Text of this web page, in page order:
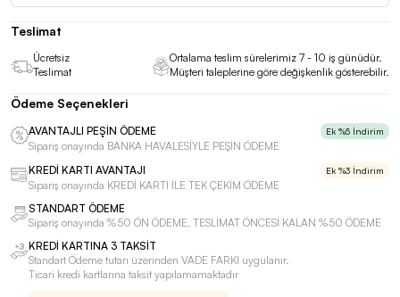
Teslimat
Ücretsiz
Teslimat
Ortalama teslim sürelerimiz 7 - 10 iş günüdür.
Müşteri taleplerine göre değişkenlik gösterebilir.
Ödeme Seçenekleri
AVANTAJLI PEŞİN ÖDEME Ek %5 İndirim
Sipariş onayında BANKA HAVALESİYLE PEŞİN ÖDEME
KREDİ KARTI AVANTAJI
Ek %3 İndirim
Sipariş onayında KREDİ KARTI İLE TEK ÇEKİM ÖDEME
STANDART ÖDEME
Sipariş onayında %50 ÖN ÖDEME, TESLİMAT ÖNCESİ KALAN %50 ÖDEME
KREDİ KARTINA 3 TAKSİT
Standart Ödeme tutarı üzerinden VADE FARKI uygulanır.
Ticari kredi kartlarına taksit yapılamamaktadır